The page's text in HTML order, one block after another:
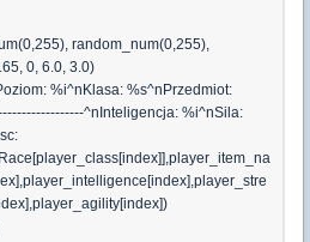
random_num(0,255),
0, 6.0, 3.0)
%i^nKlasa: %s^nPrzedmiot:
^nInteligencja: %i^nSila: